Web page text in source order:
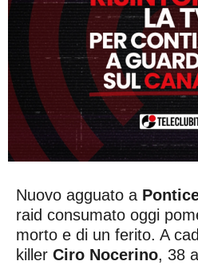
Nuovo agguato a
raid consumato oggi
morto e di un ferito. A
killer Ciro Nocerino, 38